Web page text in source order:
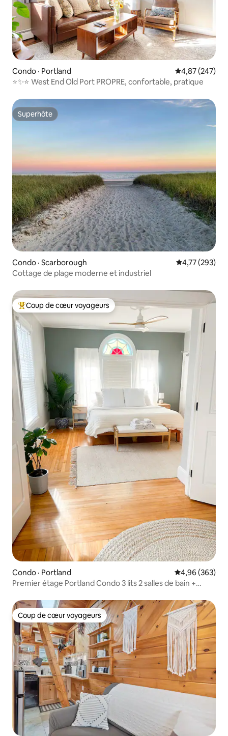
Condo · Portland Note
4,87 (247)
⭐️✨⭐️ West End Old Port PROPRE, confortable, pratique
Superhôte
Superhôte
Condo · Scarborough Note
4,77 (293)
Cottage de plage moderne et industriel
Coup de cœur voyageurs parmi les plus aimés
Coup de cœur voyageurs
Condo · Portland Note
4,96 (363)
Premier étage Portland Condo 3 lits 2 salles de bain +
Coup de cœur voyageurs
Coup de cœur voyageurs